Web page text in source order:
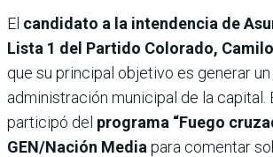
El candidato a la intendencia de
Lista 1 del Partido Colorado,
que su principal objetivo es generar
administración municipal de la capital.
participó del programa “Fuego
GEN/Nación Media para comentar